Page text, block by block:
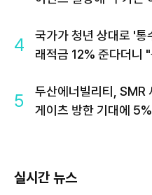
4
국가가 청년 상대로 '통
래적금 12% 준다더니
5
두산에너빌리티, SMR
게이츠 방한 기대에 5%
실시간 뉴스